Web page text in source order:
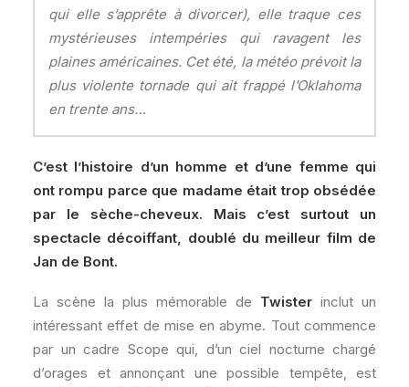
qui elle s’apprête à divorcer), elle traque ces
mystérieuses intempéries qui ravagent les
plaines américaines. Cet été, la météo prévoit la
plus violente tornade qui ait frappé l’Oklahoma
en trente ans…
C’est l’histoire d’un homme et d’une femme qui
ont rompu parce que madame était trop obsédée
par le sèche-cheveux. Mais c’est surtout un
spectacle décoiffant, doublé du meilleur film de
Jan de Bont.
La scène la plus mémorable de Twister inclut un
intéressant effet de mise en abyme. Tout commence
par un cadre Scope qui, d’un ciel nocturne chargé
d’orages et annonçant une possible tempête, est